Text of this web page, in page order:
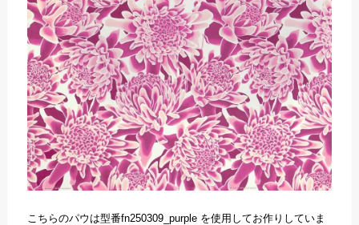
こちらのパウは型番fn250309_purple を使用してお作りしていま